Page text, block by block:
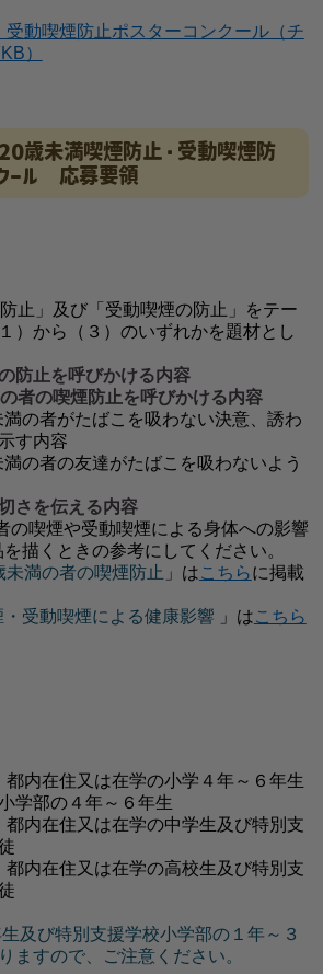
受動喫煙防止ポスターコンクール（チ
）
歳未満喫煙防止・受動喫煙防
クール 応募要領
止」及び「受動喫煙の防止」をテー
）から（３）のいずれかを題材とし
防止を呼びかける内容
者の喫煙防止を呼びかける内容
がたばこを吸わない決意、誘わ
す内容
の友達がたばこを吸わないよう
さを伝える内容
煙や受動喫煙による身体への影響
描くときの参考にしてください。
未満の者の喫煙防止 」はこちらに掲載
・受動喫煙による健康影響 」はこちら
内在住又は在学の小学４年～６年生
学部の４年～６年生
内在住又は在学の中学生及び特別支
内在住又は在学の高校生及び特別支
及び特別支援学校小学部の１年～３
ますので、ご注意ください。